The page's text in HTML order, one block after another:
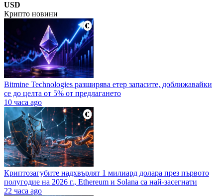
USD
Крипто новини
Bitmine Technologies разширява етер запасите, доближавайки
се до целта от 5% от предлагането
10 часа ago
Криптозагубите надхвърлят 1 милиард долара през първото
полугодие на 2026 г., Ethereum и Solana са най-засегнати
22 часа ago